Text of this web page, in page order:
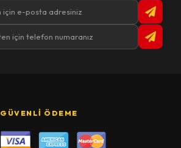
GÜVENLI ÖDEME